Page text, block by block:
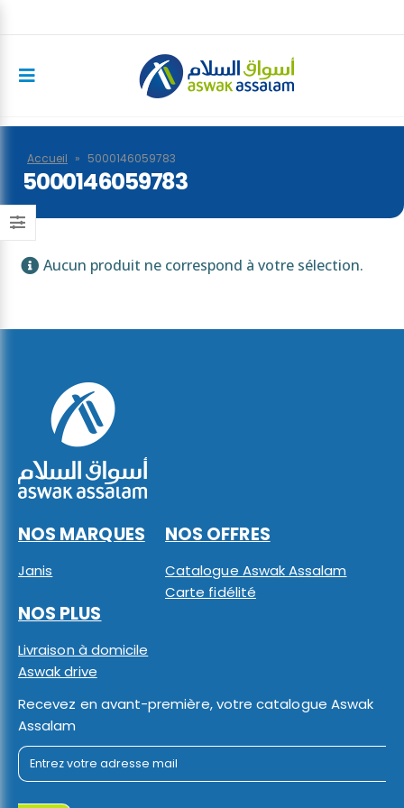
Accueil » 5000146059783
5000146059783
Aucun produit ne correspond à votre sélection.
NOS MARQUES
Janis
NOS OFFRES
Catalogue Aswak Assalam
Carte fidélité
NOS PLUS
Livraison à domicile
Aswak drive
Recevez en avant-première, votre catalogue Aswak
Assalam